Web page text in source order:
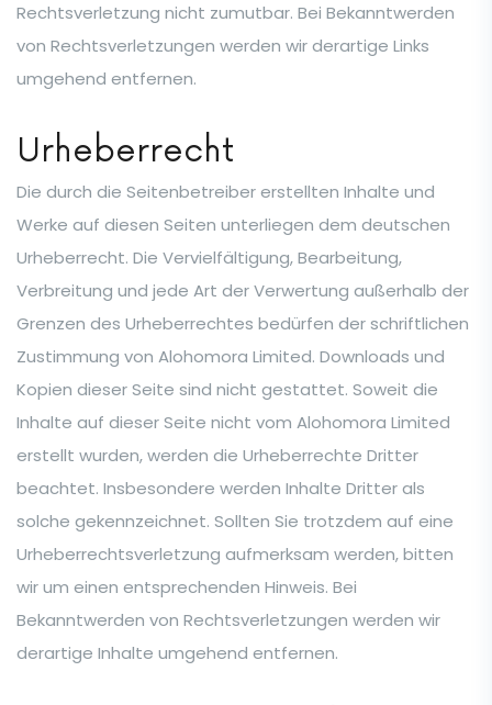
Rechtsverletzung nicht zumutbar. Bei Bekanntwerden
von Rechtsverletzungen werden wir derartige Links
umgehend entfernen.
Urheberrecht
Die durch die Seitenbetreiber erstellten Inhalte und
Werke auf diesen Seiten unterliegen dem deutschen
Urheberrecht. Die Vervielfältigung, Bearbeitung,
Verbreitung und jede Art der Verwertung außerhalb der
Grenzen des Urheberrechtes bedürfen der schriftlichen
Zustimmung von Alohomora Limited. Downloads und
Kopien dieser Seite sind nicht gestattet. Soweit die
Inhalte auf dieser Seite nicht vom Alohomora Limited
erstellt wurden, werden die Urheberrechte Dritter
beachtet. Insbesondere werden Inhalte Dritter als
solche gekennzeichnet. Sollten Sie trotzdem auf eine
Urheberrechtsverletzung aufmerksam werden, bitten
wir um einen entsprechenden Hinweis. Bei
Bekanntwerden von Rechtsverletzungen werden wir
derartige Inhalte umgehend entfernen.